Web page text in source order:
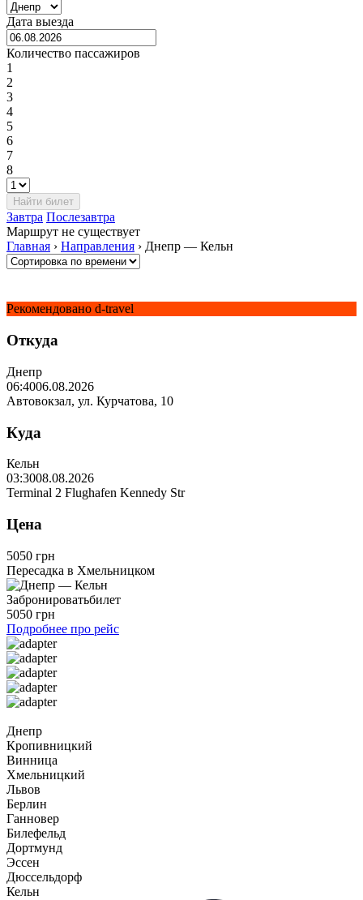
Дата выезда
Количество пассажиров
1
2
3
4
5
6
7
8
Завтра Послезавтра
Маршрут не существует
Главная › Направления › Днепр — Кельн
Рекомендовано d-travel
Откуда
Днепр
06:4006.08.2026
Автовокзал, ул. Курчатова, 10
Куда
Кельн
03:3008.08.2026
Terminal 2 Flughafen Kennedy Str
Цена
5050 грн
Пересадка в Хмельницком
Забронироватьбилет
5050 грн
Подробнее про рейс
Днепр
Кропивницкий
Винница
Хмельницкий
Львов
Берлин
Ганновер
Билефельд
Дортмунд
Эссен
Дюссельдорф
Кельн